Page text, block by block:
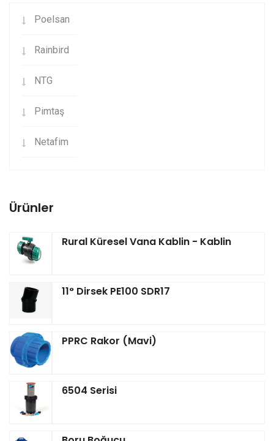
Poelsan
Rainbird
NTG
Pimtaş
Netafim
Ürünler
Rural Küresel Vana Kablin - Kablin
11° Dirsek PE100 SDR17
PPRC Rakor (Mavi)
6504 Serisi